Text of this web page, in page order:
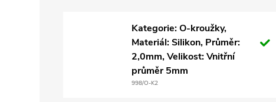
Kategorie: O-kroužky,
Materiál: Silikon, Průměr:
2,0mm, Velikost: Vnitřní
průměr 5mm
998/O-K2